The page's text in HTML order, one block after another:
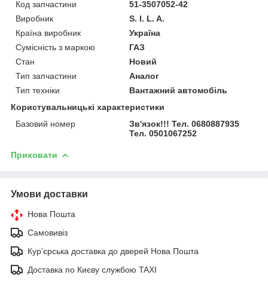
Код запчастини
51-3507052-42
Виробник
S. I. L. A.
Країна виробник
Україна
Сумісність з маркою
ГАЗ
Стан
Новий
Тип запчастини
Аналог
Тип техніки
Вантажний автомобіль
Користувальницькі характеристики
Базовий номер
Зв'язок!!! Тел. 0680887935
Тел. 0501067252
Приховати
Умови доставки
Нова Пошта
Самовивіз
Курʼєрська доставка до дверей Нова Пошта
Доставка по Києву службою TAXI